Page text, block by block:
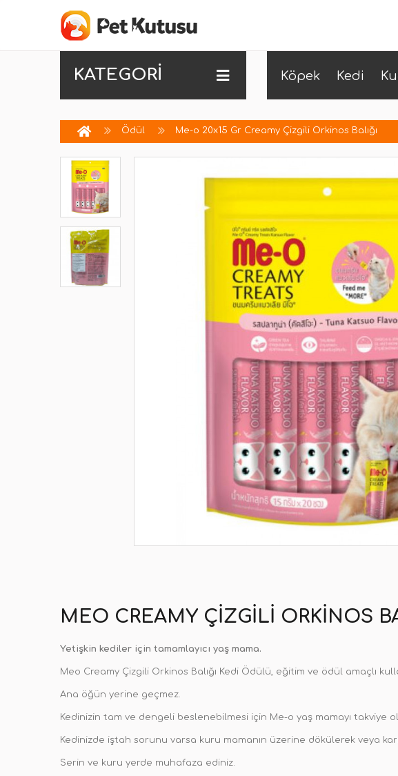
KATEGORİ Köpek Kedi
Ödül Me-o 20x15 Gr Creamy Çizgili Orkinos Balığı
MEO CREAMY ÇIZGILI ORKINOS
Yetişkin kediler için tamamlayıcı yaş mama.
Meo Creamy Çizgili Orkinos Balığı Kedi Ödülü, eğitim ve ödül amaçlı
Ana öğün yerine geçmez.
Kedinizin tam ve dengeli beslenebilmesi için Me-o yaş mamayı takviye
Kedinizde iştah sorunu varsa kuru mamanın üzerine dökülerek veya
Serin ve kuru yerde muhafaza ediniz.